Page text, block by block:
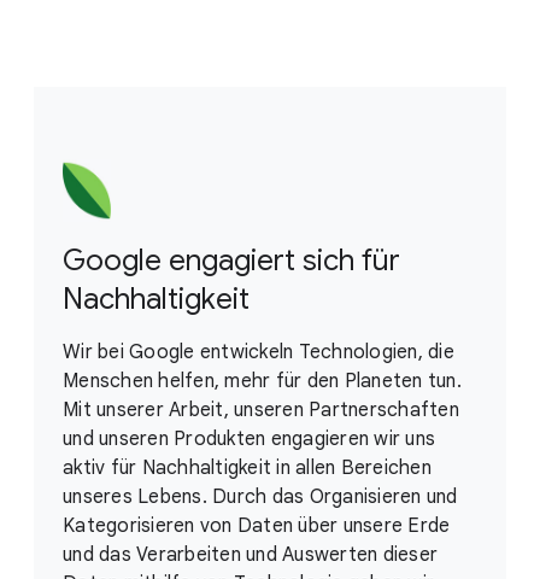
Google engagiert sich für
Nachhaltigkeit
Wir bei Google entwickeln Technologien, die
Menschen helfen, mehr für den Planeten tun.
Mit unserer Arbeit, unseren Partnerschaften
und unseren Produkten engagieren wir uns
aktiv für Nachhaltigkeit in allen Bereichen
unseres Lebens. Durch das Organisieren und
Kategorisieren von Daten über unsere Erde
und das Verarbeiten und Auswerten dieser